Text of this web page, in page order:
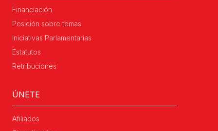
Financiación
Posición sobre temas
Iniciativas Parlamentarias
Estatutos
Retribuciones
ÚNETE
Afiliados